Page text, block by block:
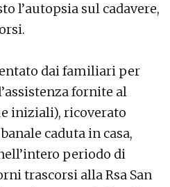
l’autopsia sul cadavere,
dai familiari per
fornite al
iniziali), ricoverato
caduta in casa,
periodo di
trascorsi alla Rsa San